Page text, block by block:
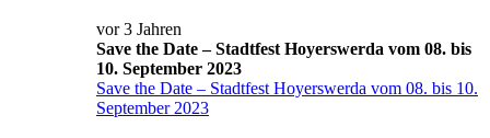
vor 3 Jahren
Save the Date – Stadtfest Hoyerswerda vom 08. bis
10. September 2023
Save the Date – Stadtfest Hoyerswerda vom 08. bis 10.
September 2023